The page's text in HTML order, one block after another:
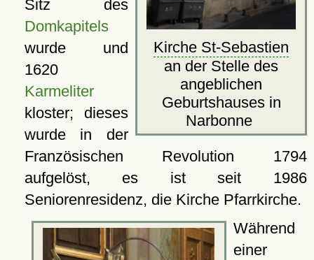
Kirche St-Sebastien
an der Stelle des
angeblichen
Geburtshauses in
Narbonne
Sitz des
Domkapitels
wurde und
1620
Karmeliter
kloster; dieses
wurde in der
Französischen Revolution 1794
aufgelöst, es ist seit 1986
Seniorenresidenz, die Kirche Pfarrkirche.
Während
einer